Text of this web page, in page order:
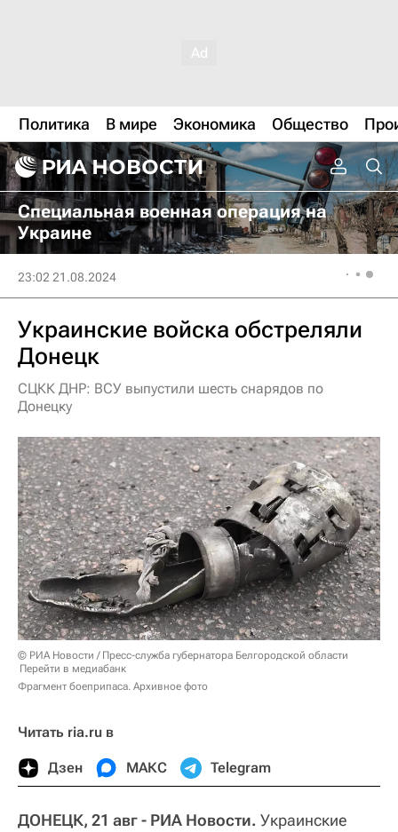
Политика В мире Экономика Общество
Специальная военная операция на
Украине
23:02 21.08.2024
Украинские войска обстреляли
Донецк
СЦКК ДНР: ВСУ выпустили шесть снарядов по
Донецку
© РИА Новости / Пресс-служба губернатора Белгородской области
Перейти в медиабанк
Фрагмент боеприпаса. Архивное фото
Читать ria.ru в
Дзен МАКС Telegram
ДОНЕЦК, 21 авг - РИА Новости. Украинские